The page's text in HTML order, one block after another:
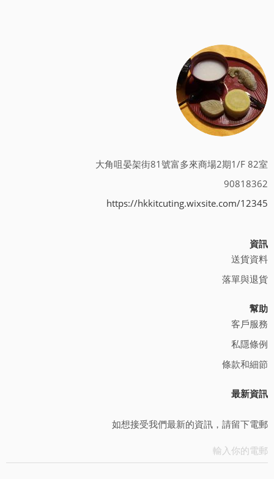
大角咀晏架街81號富多來商場2期1/F 82室
90818362
https://hkkitcuting.wixsite.com/12345
資訊
送貨資料
落單與退貨
幫助
客戶服務
私隱條例
條款和細節
最新資訊
如想接受我們最新的資訊，請留下電郵